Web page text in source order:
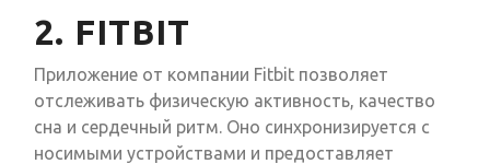
2. FITBIT
Приложение от компании Fitbit позволяет
отслеживать физическую активность, качество
сна и сердечный ритм. Оно синхронизируется с
носимыми устройствами и предоставляет